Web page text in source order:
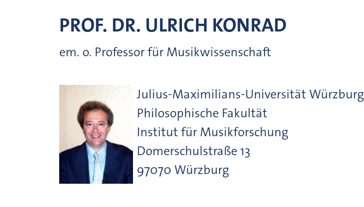
PROF. DR. ULRICH KONRAD
em. o. Professor für Musikwissenschaft
Julius-Maximilians-Universität Würzburg
Philosophische Fakultät
Institut für Musikforschung
Domerschulstraße 13
97070 Würzburg